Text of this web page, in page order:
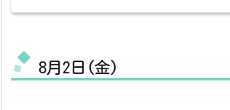
8月2日(金)